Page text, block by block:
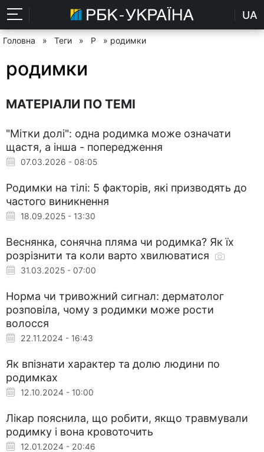
UA
Головна » Теги » Р » родимки
родимки
МАТЕРІАЛИ ПО ТЕМІ
"Мітки долі": одна родимка може означати
щастя, а інша - попередження
07.03.2026 - 08:05
Родимки на тілі: 5 факторів, які призводять до
частого виникнення
18.09.2025 - 13:30
Веснянка, сонячна пляма чи родимка? Як їх
розрізнити та коли варто хвилюватися
31.03.2025 - 07:00
Норма чи тривожний сигнал: дерматолог
розповіла, чому з родимки може рости
волосся
22.11.2024 - 16:43
Як впізнати характер та долю людини по
родимках
12.10.2024 - 10:00
Лікар пояснила, що робити, якщо травмували
родимку і вона кровоточить
12.01.2024 - 20:46